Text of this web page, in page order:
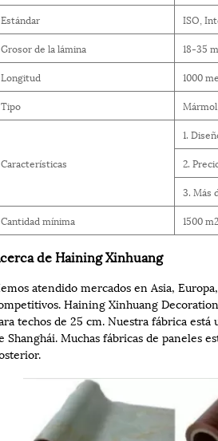
Estándar
ISO,
Grosor de la lámina
18-35
Longitud
1000
Tipo
Características
1.
2.
3. Más
Cantidad mínima
1500 m2
de Haining Xinhuang
atendido mercados en Asia,
Haining Xinhuang
techos de 25 cm. Nuestra fábrica
Shanghái. Muchas fábricas de paneles